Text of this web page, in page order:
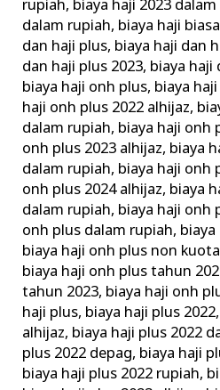
rupiah, biaya haji 2023
dalam rupiah, biaya haji
dan haji plus, biaya haji dan
dan haji plus 2023, biaya haji
biaya haji onh plus, biaya
haji onh plus 2022 alhijaz,
dalam rupiah, biaya haji onh
onh plus 2023 alhijaz, biaya
dalam rupiah, biaya haji onh
onh plus 2024 alhijaz, biaya
dalam rupiah, biaya haji onh
onh plus dalam rupiah,
biaya haji onh plus non kuota
biaya haji onh plus tahun
tahun 2023, biaya haji onh
haji plus, biaya haji plus 2022,
alhijaz, biaya haji plus 2022
plus 2022 depag, biaya haji
biaya haji plus 2022 rupiah,